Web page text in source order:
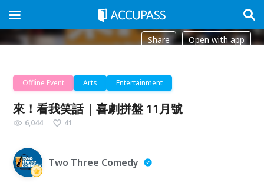
Share Open with app
Offline Event Arts Entertainment
來！看我笑話 | 喜劇拼盤 11月號
6,044 41
Two Three Comedy